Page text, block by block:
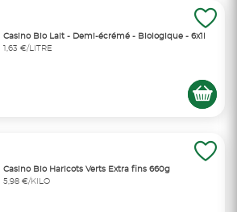
Casino Bio Lait - Demi-écrémé - Biologique - 6x1l
1,63 €/LITRE
Casino Bio Haricots Verts Extra fins 660g
5,98 €/KILO